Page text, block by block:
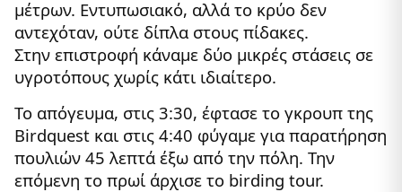
μέτρων. Εντυπωσιακό, αλλά το κρύο δεν
αντεχόταν, ούτε δίπλα στους πίδακες.
Στην επιστροφή κάναμε δύο μικρές στάσεις σε
υγροτόπους χωρίς κάτι ιδιαίτερο.
Το απόγευμα, στις 3:30, έφτασε το γκρουπ της
Birdquest και στις 4:40 φύγαμε για παρατήρηση
πουλιών 45 λεπτά έξω από την πόλη. Την
επόμενη το πρωί άρχισε το birding tour.